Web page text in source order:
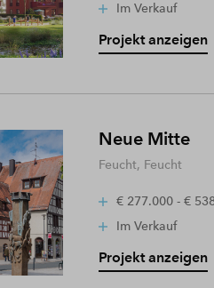
Im Verkauf
Projekt anzeigen
Neue Mitte
Feucht, Feucht
€ 277.000 - €
Im Verkauf
Projekt anzeigen